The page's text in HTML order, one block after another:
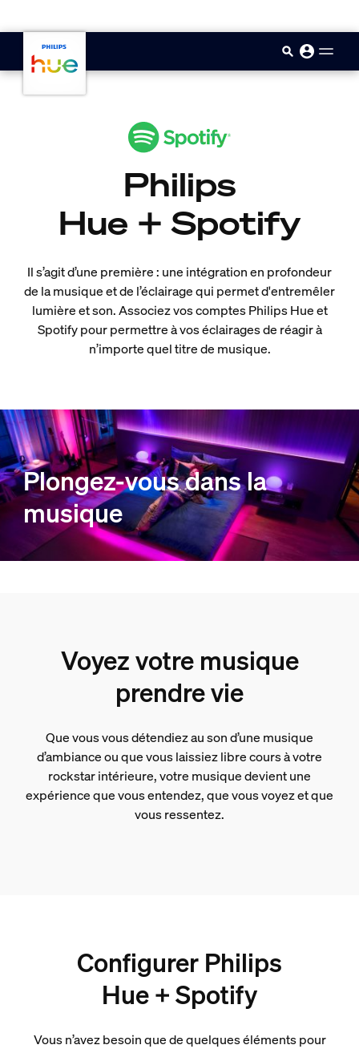
Philips
Hue + Spotify
Il s’agit d’une première : une intégration en profondeur
de la musique et de l’éclairage qui permet d'entremêler
lumière et son. Associez vos comptes Philips Hue et
Spotify pour permettre à vos éclairages de réagir à
n’importe quel titre de musique.
Plongez-vous dans la
musique
Voyez votre musique
prendre vie
Que vous vous détendiez au son d’une musique
d’ambiance ou que vous laissiez libre cours à votre
rockstar intérieure, votre musique devient une
expérience que vous entendez, que vous voyez et que
vous ressentez.
Configurer Philips
Hue + Spotify
Vous n’avez besoin que de quelques éléments pour